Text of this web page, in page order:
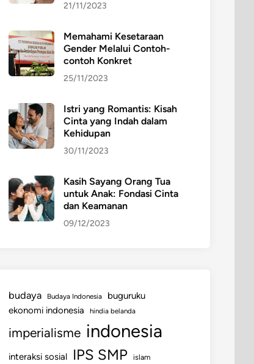
21/11/2023
Memahami Kesetaraan
Gender Melalui Contoh-
contoh Konkret
25/11/2023
Istri yang Romantis: Kisah
Cinta yang Indah dalam
Kehidupan
30/11/2023
Kasih Sayang Orang Tua
untuk Anak: Fondasi Cinta
dan Keamanan
09/12/2023
budaya Budaya Indonesia
buguruku
ekonomi indonesia
hindia belanda
imperialisme indonesia
interaksi sosial IPS SMP
islam